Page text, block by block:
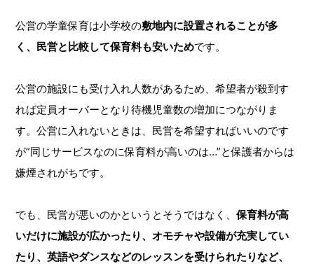
公営の学童保育は小学校の敷地内に設置されることが多
く、民営と比較して保育料も安いためです。
公営の施設にも受け入れ人数があるため、希望者が殺到す
れば定員オーバーとなり待機児童数の増加につながりま
す。公営に入れないときは、民営を希望すればいいのです
が”同じサービスなのに保育料が高いのは…”と保護者からは
嫌煙されがちです。
でも、民営が悪いのかというとそうではなく、保育料が高
いだけに施設が広かったり、オモチャや設備が充実してい
たり、英語やダンスなどのレッスンを受けられたりなど、